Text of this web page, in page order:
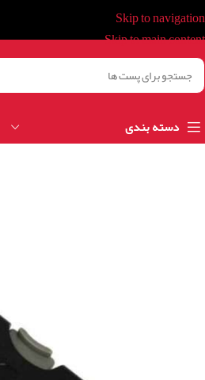
Skip to navigation
Skip to main content
دسته بندی